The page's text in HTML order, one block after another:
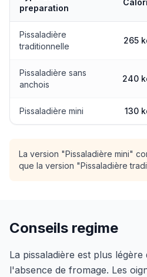
preparation
Pissaladière
traditionnelle
265
Pissaladière sans
anchois
240
Pissaladière mini 130
La version "Pissaladière mini"
que la version "Pissaladière
Conseils regime
La pissaladière est plus
l'absence de fromage. Les